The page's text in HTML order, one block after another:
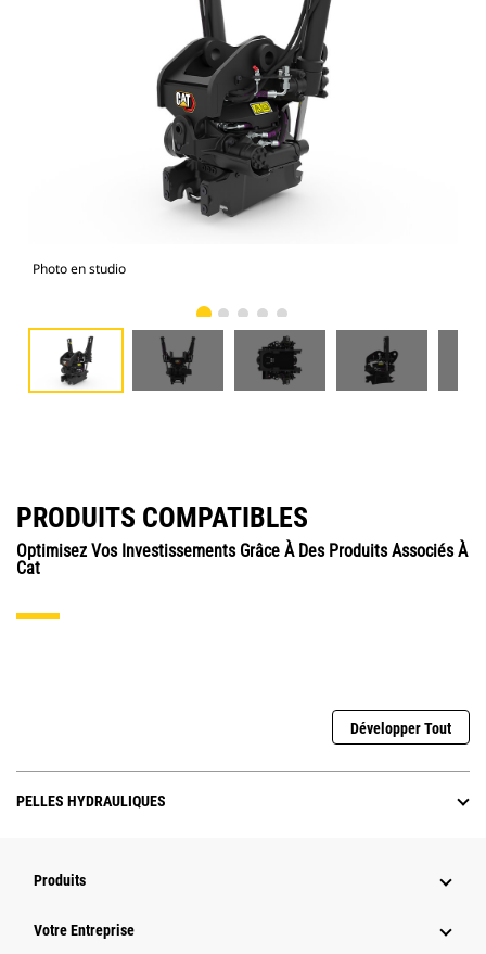
Photo en studio
PRODUITS COMPATIBLES
Optimisez Vos Investissements Grâce À Des Produits Associés À
Cat
Développer Tout
PELLES HYDRAULIQUES
Produits
Votre Entreprise